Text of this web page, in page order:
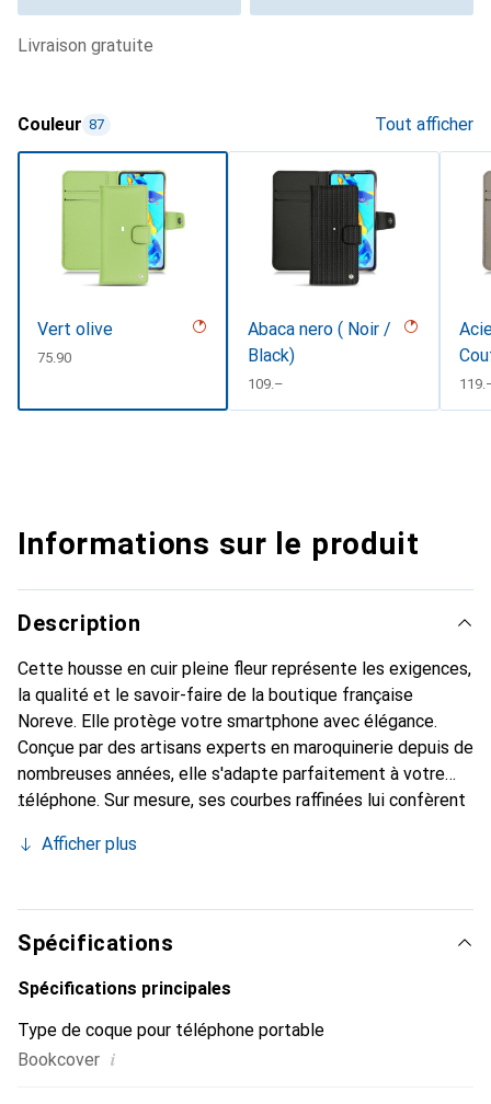
livraison gratuite
Couleur 87 Tout afficher
Vert olive
CHF
75.90
Abaca nero ( Noir /
Black)
CHF
109.– CHF
Informations sur le produit
Description
Cette housse en cuir pleine fleur représente les exigences,
la qualité et le savoir-faire de la boutique française
Noreve. Elle protège votre smartphone avec élégance.
Conçue par des artisans experts en maroquinerie depuis de
nombreuses années, elle s'adapte parfaitement à votre
téléphone. Sur mesure, ses courbes raffinées lui confèrent
chic et essentiel de votre smartphone. Reconnaître
marque Noreve est un choix sûr pour une clientèle
exigeante.
Afficher plus
Spécifications
Spécifications principales
Type de coque pour téléphone portable
Bookcover i